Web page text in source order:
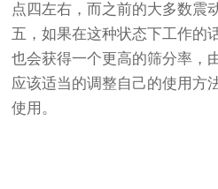
点四左右，而之前的大多数震
五，如果在这种状态下工作的
也会获得一个更高的筛分率，
应该适当的调整自己的使用方
使用。